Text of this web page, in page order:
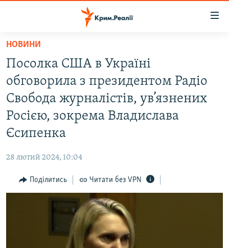
Перейти
основного
матеріалу
Перейти
до
основної
навігації
до
ВОДА.КРИМ
ВІДЕО ТА ФОТО
ПОЛІТИКА
БЛОГИ
ВСЕ ЗА ДЕНЬ
СПЕЦПРОЕКТИ
ВІДЕОУРОКИ «ELIFBE»
ЯК ОБІЙТИ БЛОКУВАННЯ
НОВИНИ
Посолка США в Україні
обговорила з президентом Радіо
Свобода журналістів, ув’язнених
Росією, зокрема Владислава
Єсипенка
28 лютий 2024, 10:04
Поділитись Читати без VPN